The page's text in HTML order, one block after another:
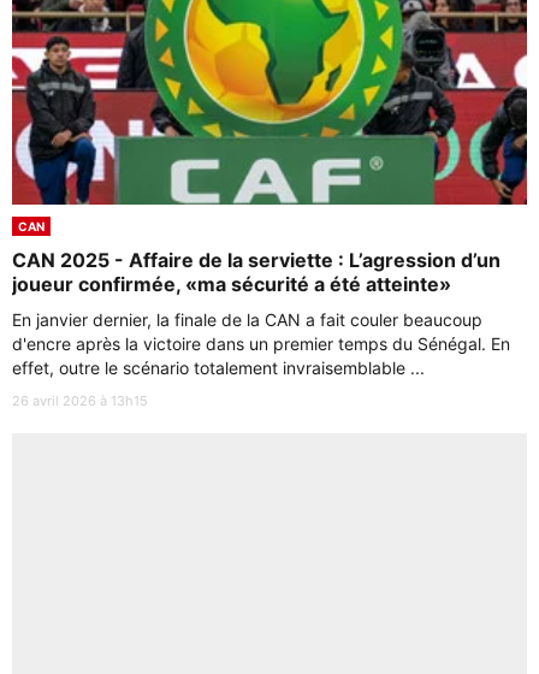
CAN
CAN 2025 - Affaire de la serviette : L’agression d’un
joueur confirmée, «ma sécurité a été atteinte»
En janvier dernier, la finale de la CAN a fait couler beaucoup
d'encre après la victoire dans un premier temps du Sénégal. En
effet, outre le scénario totalement invraisemblable ...
26 avril 2026 à 13h15